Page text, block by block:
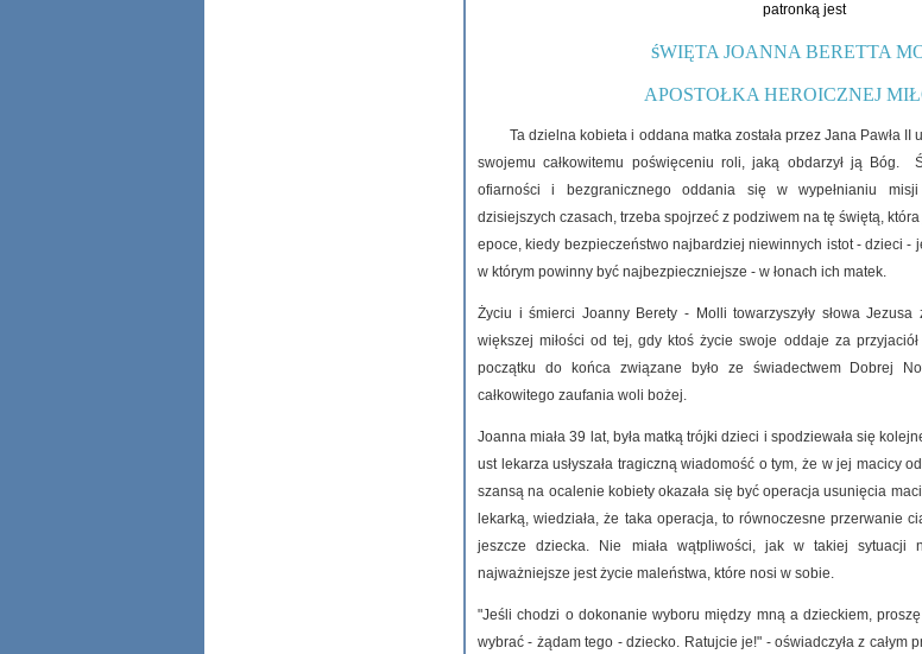
patronką jest
ŚWIĘTA JOANNA BERETTA
APOSTOŁKA HEROICZNEJ
Ta dzielna kobieta i oddana matka została przez Jana Pawła
swojemu całkowitemu poświęceniu roli, jaką obdarzył ją Bóg.
ofiarności i bezgranicznego oddania się w wypełnianiu
dzisiejszych czasach, trzeba spojrzeć z podziwem na tę świętą,
epoce, kiedy bezpieczeństwo najbardziej niewinnych istot - dzieci -
w którym powinny być najbezpieczniejsze - w łonach ich matek.
Życiu i śmierci Joanny Berety - Molli towarzyszyły słowa
większej miłości od tej, gdy ktoś życie swoje oddaje za
początku do końca związane było ze świadectwem Dobrej
całkowitego zaufania woli bożej.
Joanna miała 39 lat, była matką trójki dzieci i spodziewała się
ust lekarza usłyszała tragiczną wiadomość o tym, że w jej macicy
szansą na ocalenie kobiety okazała się być operacja usunięcia
lekarką, wiedziała, że taka operacja, to równoczesne przerwanie
jeszcze dziecka. Nie miała wątpliwości, jak w takiej sytuacji
najważniejsze jest życie maleństwa, które nosi w sobie.
"Jeśli chodzi o dokonanie wyboru między mną a dzieckiem,
wybrać - żądam tego - dziecko. Ratujcie je!" - oświadczyła z całym